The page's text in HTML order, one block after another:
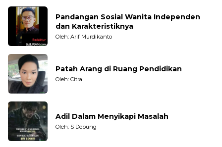
Pandangan Sosial Wanita Independen
dan Karakteristiknya
Oleh: Arif Murdikanto
Patah Arang di Ruang Pendidikan
Oleh: Citra
Adil Dalam Menyikapi Masalah
Oleh: S Depung